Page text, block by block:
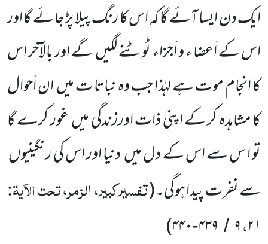
ایک دن ایسا آئے گا کہ اس کا رنگ پیلا پڑ جائے گا اور
اس کے اَعضا ء و اَجزاء ٹوٹنے لگیں گے اور بالآخر اس
کا انجام موت ہے لہٰذا جب وہ نباتا ت میں ان اَحوال
کا مشاہدہ کر کے اپنی ذات اورزندگی میں غور کرے گا
تو ا س سے اس کے دل میں دنیا اور اس کی رنگینیوں
سے نفرت پیدا ہوگی۔(تفسیرکبیر، الزمر، تحت الآیۃ:
۲۱،۹ / ۴۳۹-۴۴۰)